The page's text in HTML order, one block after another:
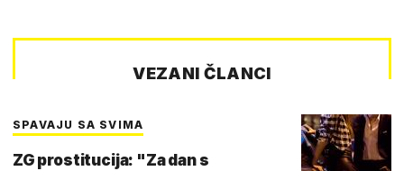
VEZANI ČLANCI
SPAVAJU SA SVIMA
ZG prostitucija: "Za dan s